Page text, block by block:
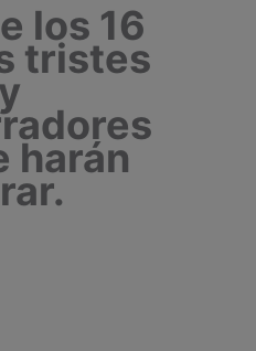
los 16
tristes
y
harán